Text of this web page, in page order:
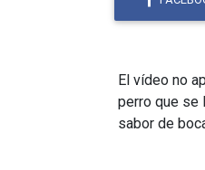
El vídeo no
perro que se
sabor de